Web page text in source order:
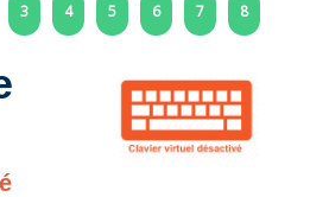
3 4 5 6 7 8